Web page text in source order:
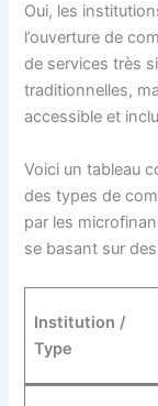
Oui, les
l’ouverture de
de services très
traditionnelles,
accessible et
Voici un tableau
des types de
par les
se basant sur
Institution /
Type